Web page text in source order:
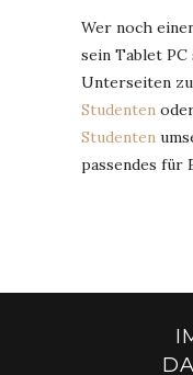
Wer noch
sein Tablet PC
Unterseiten
Studenten
Studenten
passendes für